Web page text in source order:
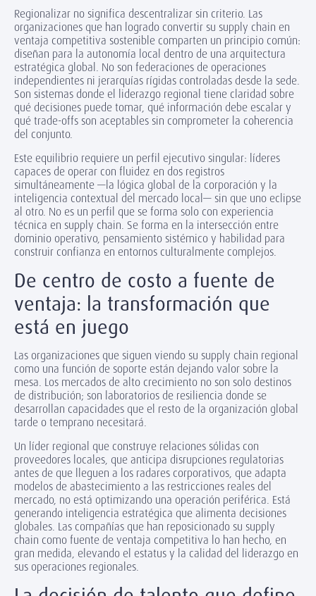
Regionalizar no significa descentralizar sin criterio. Las
organizaciones que han logrado convertir su supply chain en
ventaja competitiva sostenible comparten un principio común:
diseñan para la autonomía local dentro de una arquitectura
estratégica global. No son federaciones de operaciones
independientes ni jerarquías rígidas controladas desde la sede.
Son sistemas donde el liderazgo regional tiene claridad sobre
qué decisiones puede tomar, qué información debe escalar y
qué trade-offs son aceptables sin comprometer la coherencia
del conjunto.
Este equilibrio requiere un perfil ejecutivo singular: líderes
capaces de operar con fluidez en dos registros
simultáneamente —la lógica global de la corporación y la
inteligencia contextual del mercado local— sin que uno eclipse
al otro. No es un perfil que se forma solo con experiencia
técnica en supply chain. Se forma en la intersección entre
dominio operativo, pensamiento sistémico y habilidad para
construir confianza en entornos culturalmente complejos.
De centro de costo a fuente de
ventaja: la transformación que
está en juego
Las organizaciones que siguen viendo su supply chain regional
como una función de soporte están dejando valor sobre la
mesa. Los mercados de alto crecimiento no son solo destinos
de distribución; son laboratorios de resiliencia donde se
desarrollan capacidades que el resto de la organización global
tarde o temprano necesitará.
Un líder regional que construye relaciones sólidas con
proveedores locales, que anticipa disrupciones regulatorias
antes de que lleguen a los radares corporativos, que adapta
modelos de abastecimiento a las restricciones reales del
mercado, no está optimizando una operación periférica. Está
generando inteligencia estratégica que alimenta decisiones
globales. Las compañías que han reposicionado su supply
chain como fuente de ventaja competitiva lo han hecho, en
gran medida, elevando el estatus y la calidad del liderazgo en
sus operaciones regionales.